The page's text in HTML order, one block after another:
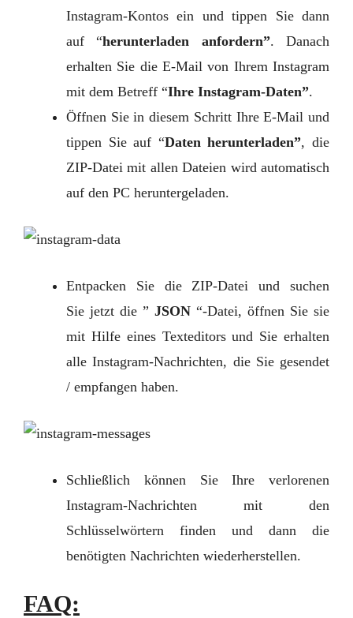
Instagram-Kontos ein und tippen Sie dann
auf “herunterladen anfordern”. Danach
erhalten Sie die E-Mail von Ihrem Instagram
mit dem Betreff “Ihre Instagram-Daten”.
Öffnen Sie in diesem Schritt Ihre E-Mail und
tippen Sie auf “Daten herunterladen”, die
ZIP-Datei mit allen Dateien wird automatisch
auf den PC heruntergeladen.
Entpacken Sie die ZIP-Datei und suchen
Sie jetzt die ” JSON “-Datei, öffnen Sie sie
mit Hilfe eines Texteditors und Sie erhalten
alle Instagram-Nachrichten, die Sie gesendet
/ empfangen haben.
Schließlich können Sie Ihre verlorenen
Instagram-Nachrichten mit den
Schlüsselwörtern finden und dann die
benötigten Nachrichten wiederherstellen.
FAQ: